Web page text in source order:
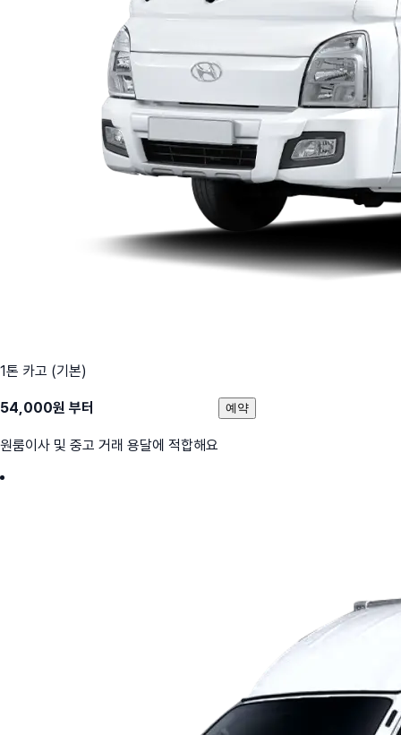
1톤 카고 (기본)
54,000원 부터
원룸이사 및 중고 거래 용달에 적합해요
예약